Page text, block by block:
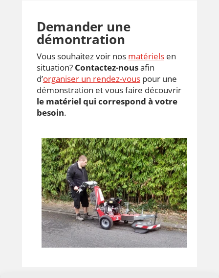
Demander une
démontration
Vous souhaitez voir nos matérielsen
situation? Contactez-nousafin
d’organiser un rendez-vouspour une
démonstration et vous faire découvrir
le matériel qui correspond à votre
besoin.